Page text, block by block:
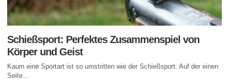
Schießsport: Perfektes Zusammenspiel von
Körper und Geist
Kaum eine Sportart ist so umstritten wie der Schießsport. Auf der einen
Seite...